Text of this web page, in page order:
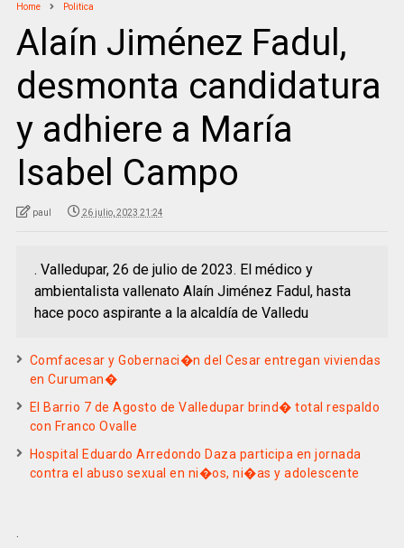
Home Politica
Alaín Jiménez Fadul,
desmonta candidatura
y adhiere a María
Isabel Campo
paul 26 julio, 2023 21:24
. Valledupar, 26 de julio de 2023. El médico y
ambientalista vallenato Alaín Jiménez Fadul, hasta
hace poco aspirante a la alcaldía de Valledu
Comfacesar y Gobernaci�n del Cesar entregan viviendas
en Curuman�
El Barrio 7 de Agosto de Valledupar brind� total respaldo
con Franco Ovalle
Hospital Eduardo Arredondo Daza participa en jornada
contra el abuso sexual en ni�os, ni�as y adolescente